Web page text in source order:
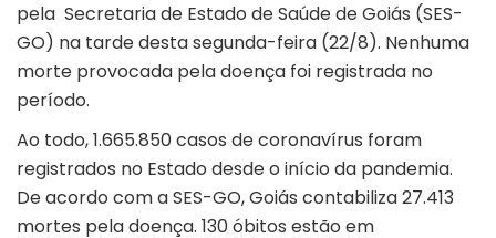
pela Secretaria de Estado de Saúde de Goiás (SES-
GO) na tarde desta segunda-feira (22/8). Nenhuma
morte provocada pela doença foi registrada no
período.
Ao todo, 1.665.850 casos de coronavírus foram
registrados no Estado desde o início da pandemia.
De acordo com a SES-GO, Goiás contabiliza 27.413
mortes pela doença. 130 óbitos estão em